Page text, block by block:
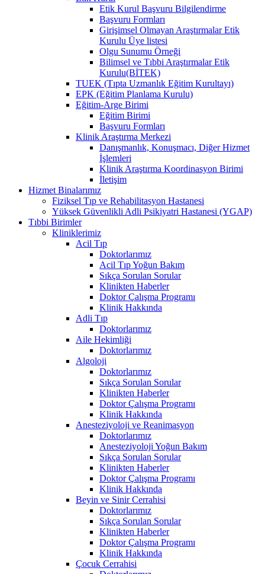
Etik Kurul Başvuru Bilgilendirme
Başvuru Formları
Girişimsel Olmayan Araştırmalar Etik
Kurulu Üye listesi
Olgu Sunumu Örneği
Bilimsel ve Tıbbi Araştırmalar Etik
Kurulu(BİTEK)
TUEK (Tıpta Uzmanlık Eğitim Kurultayı)
EPK (Eğitim Planlama Kurulu)
Eğitim-Arge Birimi
Eğitim Birimi
Başvuru Formları
Klinik Araştırma Merkezi
Danışmanlık, Konuşmacı, Diğer Hizmet
İşlemleri
Klinik Araştırma Koordinasyon Birimi
İletişim
Hizmet Binalarımız
Fiziksel Tıp ve Rehabilitasyon Hastanesi
Yüksek Güvenlikli Adli Psikiyatri Hastanesi (YGAP)
Tıbbi Birimler
Kliniklerimiz
Acil Tıp
Doktorlarımız
Acil Tıp Yoğun Bakım
Sıkça Sorulan Sorular
Klinikten Haberler
Doktor Çalışma Programı
Klinik Hakkında
Adli Tıp
Doktorlarımız
Aile Hekimliği
Doktorlarımız
Algoloji
Doktorlarımız
Sıkça Sorulan Sorular
Klinikten Haberler
Doktor Çalışma Programı
Klinik Hakkında
Anesteziyoloji ve Reanimasyon
Doktorlarımız
Anesteziyoloji Yoğun Bakım
Sıkça Sorulan Sorular
Klinikten Haberler
Doktor Çalışma Programı
Klinik Hakkında
Beyin ve Sinir Cerrahisi
Doktorlarımız
Sıkça Sorulan Sorular
Klinikten Haberler
Doktor Çalışma Programı
Klinik Hakkında
Çocuk Cerrahisi